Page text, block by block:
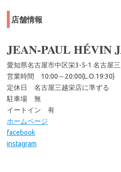
店舗情報
JEAN-PAUL HÉVIN
愛知県名古屋市中区栄3-5-1 名古
営業時間 10:00～20:00(L.O.19:30)
定休日 名古屋三越栄店に準ずる
駐車場 無
イートイン 有
ホームページ
facebook
instagram